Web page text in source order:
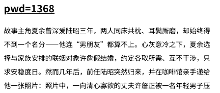
pwd=1368
故事主角夏余曾深爱陆昭三年，两人同床共枕、耳鬓厮磨，却始终得
不到一个名分——他连“男朋友”都算不上。心灰意冷之下，夏余选
择与家族安排的联姻对象许詹假结婚，约定各取所需、互不干涉，只
求安稳度日。然而几年后，前任陆昭突然归来，并在咖啡馆亲手递给
他一张照片：照片中，一向清心寡欲的丈夫许詹正被一名年轻男子压